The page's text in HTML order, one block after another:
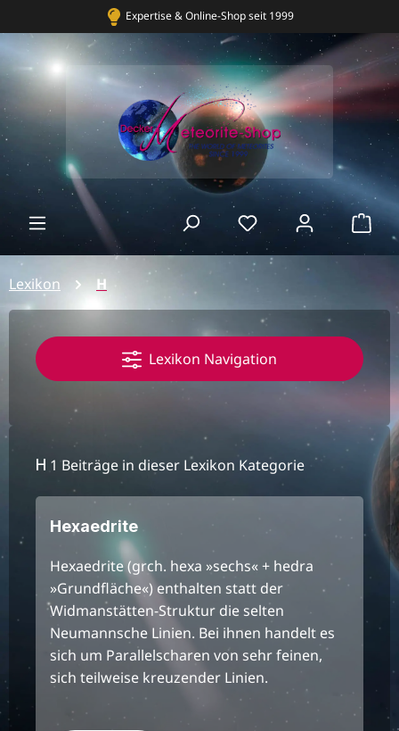
Expertise & Online-Shop seit 1999
Lexikon H
Lexikon Navigation
H 1 Beiträge in dieser Lexikon Kategorie
Hexaedrite
Hexaedrite (grch. hexa »sechs« + hedra
»Grundfläche«) enthalten statt der
Widmanstätten-Struktur die selten
Neumannsche Linien. Bei ihnen handelt es
sich um Parallelscharen von sehr feinen,
sich teilweise kreuzender Linien.